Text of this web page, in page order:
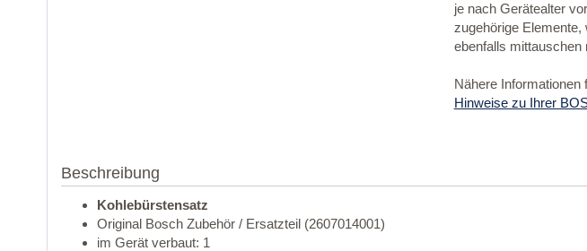
je nach Gerätealter
zugehörige
ebenfalls mittauschen
Nähere Informationen
Hinweise zu Ihrer
Beschreibung
Kohlebürstensatz
Original Bosch Zubehör / Ersatzteil (2607014001)
im Gerät verbaut: 1